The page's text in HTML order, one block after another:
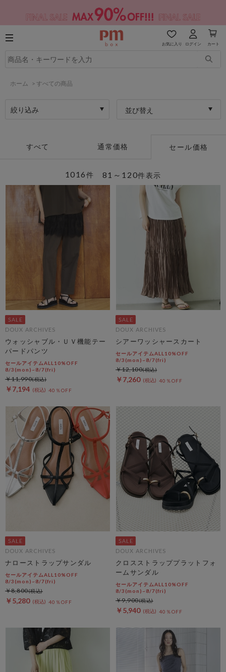
お気に入り ログイン カート
ホーム > すべての商品
絞り込み 並び替え
すべて 通常価格 セール価格
81～120件表示
1016件
DOUX ARCHIVES
ウォッシャブル・ＵＶ機能テー
パードパンツ
セールアイテムALL10%OFF
8/3(mon)~8/7(fri)
￥7,194 40％OFF
￥11,990
DOUX ARCHIVES
シアーワッシャースカート
セールアイテムALL10%OFF
8/3(mon)~8/7(fri)
￥7,260 40％OFF
￥12,100
DOUX ARCHIVES
ナローストラップサンダル
セールアイテムALL10%OFF
8/3(mon)~8/7(fri)
￥5,280 40％OFF
￥8,800
DOUX ARCHIVES
クロスストラッププラットフォ
ームサンダル
セールアイテムALL10%OFF
8/3(mon)~8/7(fri)
￥5,940 40％OFF
￥9,900